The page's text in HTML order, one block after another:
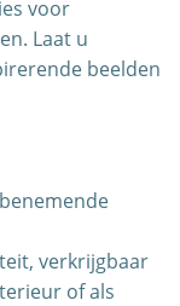
voor
Laat u
beelden
verkrijgbaar
of als